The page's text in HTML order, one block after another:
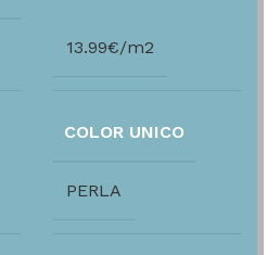
13.99€/m2
COLOR UNICO
PERLA